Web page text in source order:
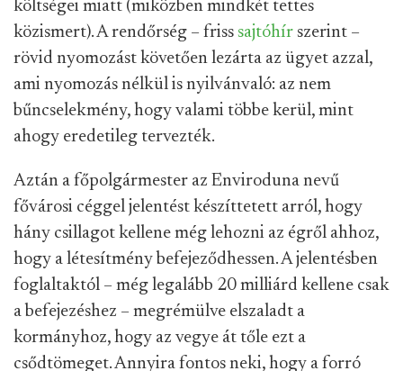
költségei miatt (miközben mindkét tettes
közismert). A rendőrség – friss sajtóhír szerint –
rövid nyomozást követően lezárta az ügyet azzal,
ami nyomozás nélkül is nyilvánvaló: az nem
bűncselekmény, hogy valami többe kerül, mint
ahogy eredetileg tervezték.
Aztán a főpolgármester az Enviroduna nevű
fővárosi céggel jelentést készíttetett arról, hogy
hány csillagot kellene még lehozni az égről ahhoz,
hogy a létesítmény befejeződhessen. A jelentésben
foglaltaktól – még legalább 20 milliárd kellene csak
a befejezéshez – megrémülve elszaladt a
kormányhoz, hogy az vegye át tőle ezt a
csődtömeget. Annyira fontos neki, hogy a forró